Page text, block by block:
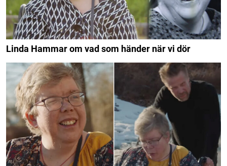
Linda Hammar om vad som händer när vi dör